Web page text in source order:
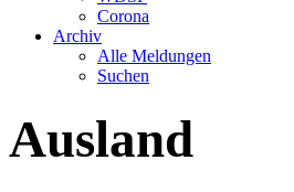
Corona
Archiv
Alle Meldungen
Suchen
Ausland